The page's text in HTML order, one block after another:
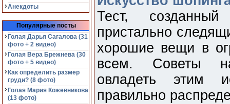
Анекдоты
Популярные посты
Голая Дарья Сагалова (31
фото + 2 видео)
Голая Вера Брежнева (30
фото + 5 видео)
Как определить размер
груди? (8 фото)
Голая Мария Кожевникова
(13 фото)
Тест,
пристально
хорошие вещи в
всем. Советы
овладеть этим
правильно